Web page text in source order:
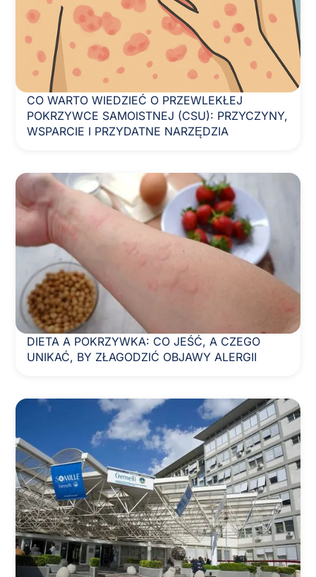
CO WARTO WIEDZIEĆ O PRZEWLEKŁEJ
POKRZYWCE SAMOISTNEJ (CSU): PRZYCZYNY,
WSPARCIE I PRZYDATNE NARZĘDZIA
DIETA A POKRZYWKA: CO JEŚĆ, A CZEGO
UNIKAĆ, BY ZŁAGODZIĆ OBJAWY ALERGII